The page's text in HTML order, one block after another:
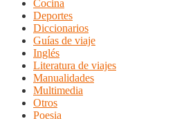
Cocina
Deportes
Diccionarios
Guías de viaje
Inglés
Literatura de viajes
Manualidades
Multimedia
Otros
Poesia